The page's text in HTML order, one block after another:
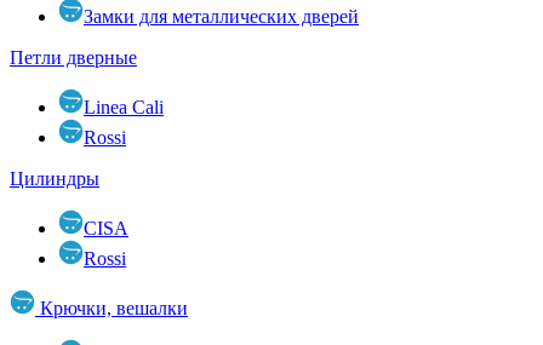
Замки для металлических дверей
Петли дверные
Linea Cali
Rossi
Цилиндры
CISA
Rossi
Крючки, вешалки